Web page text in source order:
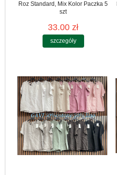
Roz Standard, Mix Kolor Paczka 5
szt
33.00 zł
szczegóły